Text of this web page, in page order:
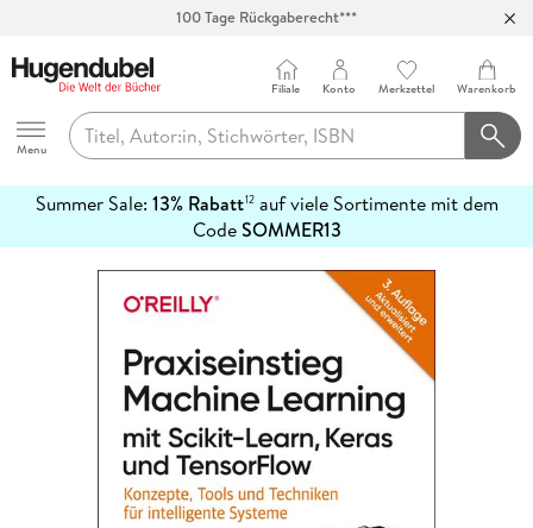
100 Tage Rückgaberecht***
Hugendubel
Menu
Filiale Konto Merkzettel Warenkorb
Summer Sale: 13% Rabatt12auf viele Sortimente mit dem
CodeSOMMER13
erfahren